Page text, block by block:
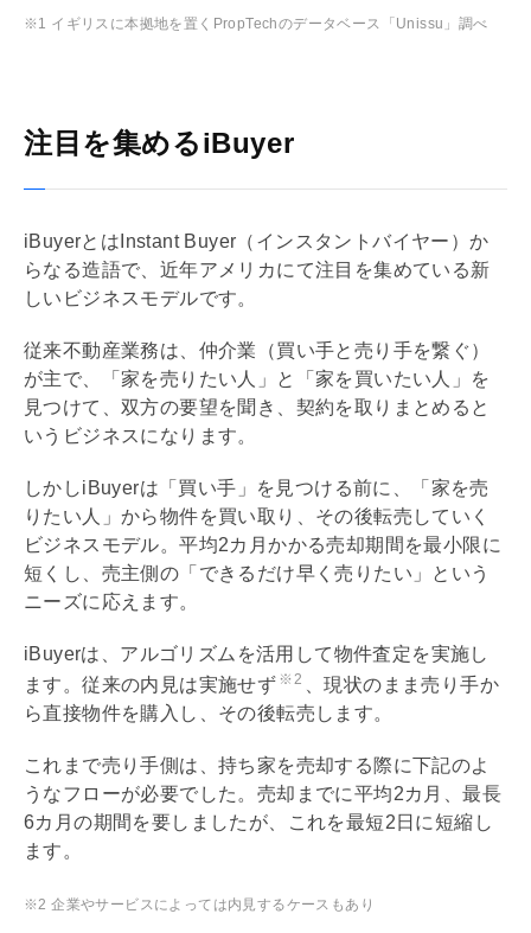
※1 イギリスに本拠地を置くPropTechのデータベース「Unissu」調べ
注目を集めるiBuyer
iBuyerとはInstant Buyer（インスタントバイヤー）か
らなる造語で、近年アメリカにて注目を集めている新
しいビジネスモデルです。
従来不動産業務は、仲介業（買い手と売り手を繋ぐ）
が主で、「家を売りたい人」と「家を買いたい人」を
見つけて、双方の要望を聞き、契約を取りまとめると
いうビジネスになります。
しかしiBuyerは「買い手」を見つける前に、「家を売
りたい人」から物件を買い取り、その後転売していく
ビジネスモデル。平均2カ月かかる売却期間を最小限に
短くし、売主側の「できるだけ早く売りたい」という
ニーズに応えます。
iBuyerは、アルゴリズムを活用して物件査定を実施し
ます。従来の内見は実施せず ※2
、現状のまま売り手か
ら直接物件を購入し、その後転売します。
これまで売り手側は、持ち家を売却する際に下記のよ
うなフローが必要でした。売却までに平均2カ月、最長
6カ月の期間を要しましたが、これを最短2日に短縮し
ます。
※2 企業やサービスによっては内見するケースもあり